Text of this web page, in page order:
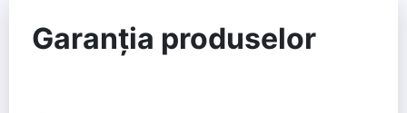
Garanția produselor